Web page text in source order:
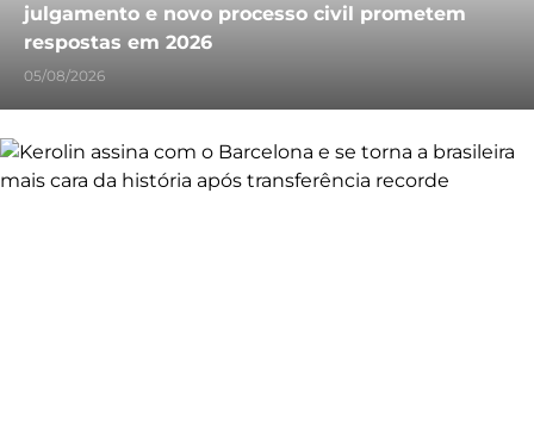
julgamento e novo processo civil prometem
respostas em 2026
05/08/2026